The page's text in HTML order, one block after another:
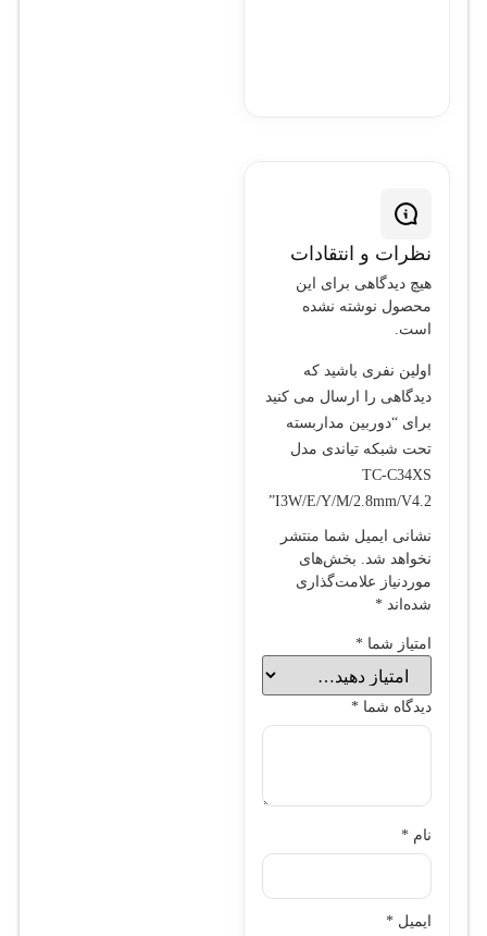
می‌رود.
نظرات و انتقادات
هیچ دیدگاهی برای این
محصول نوشته نشده
است.
اولین نفری باشید که
دیدگاهی را ارسال می کنید
برای “دوربین مداربسته
تحت شبکه تیاندی مدل
TC-C34XS
I3W/E/Y/M/2.8mm/V4.2”
نشانی ایمیل شما منتشر
نخواهد شد.
بخش‌های
موردنیاز علامت‌گذاری
شده‌اند *
امتیاز شما *
دیدگاه شما *
نام *
ایمیل *